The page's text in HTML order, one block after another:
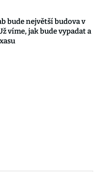
bude největší budova v
víme, jak bude vypadat a